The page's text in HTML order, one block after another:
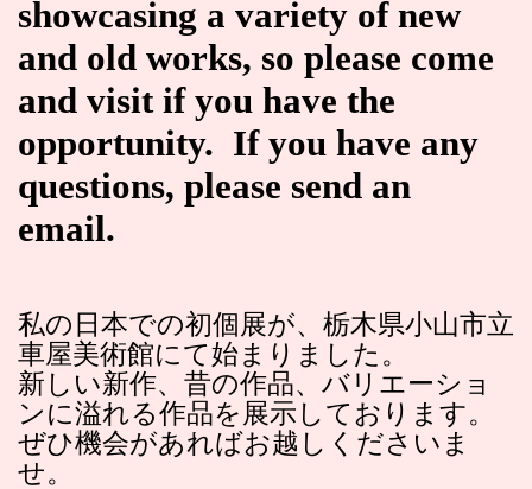
showcasing a variety of new
and old works, so please come
and visit if you have the
opportunity. If you have any
questions, please send an
email.
私の日本での初個展が、栃木県小山市立
車屋美術館にて始まりました。
新しい新作、昔の作品、バリエーショ
ンに溢れる作品を展示しております。
ぜひ機会があればお越しくださいま
せ。